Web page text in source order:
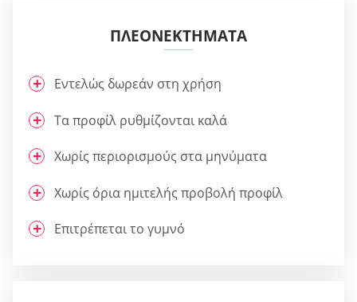
ΠΛΕΟΝΕΚΤΉΜΑΤΑ
Εντελώς δωρεάν στη χρήση
Τα προφίλ ρυθμίζονται καλά
Χωρίς περιορισμούς στα μηνύματα
Χωρίς όρια ημιτελής προβολή προφίλ
Επιτρέπεται το γυμνό